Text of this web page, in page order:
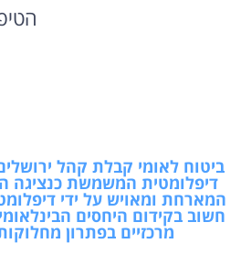
ביטוח לאומי קבלת קהל
דיפלומטית המשמשת כנציגה
המארחת ומאויש על ידי
חשוב בקידום היחסים
מרכזיים בפתרון